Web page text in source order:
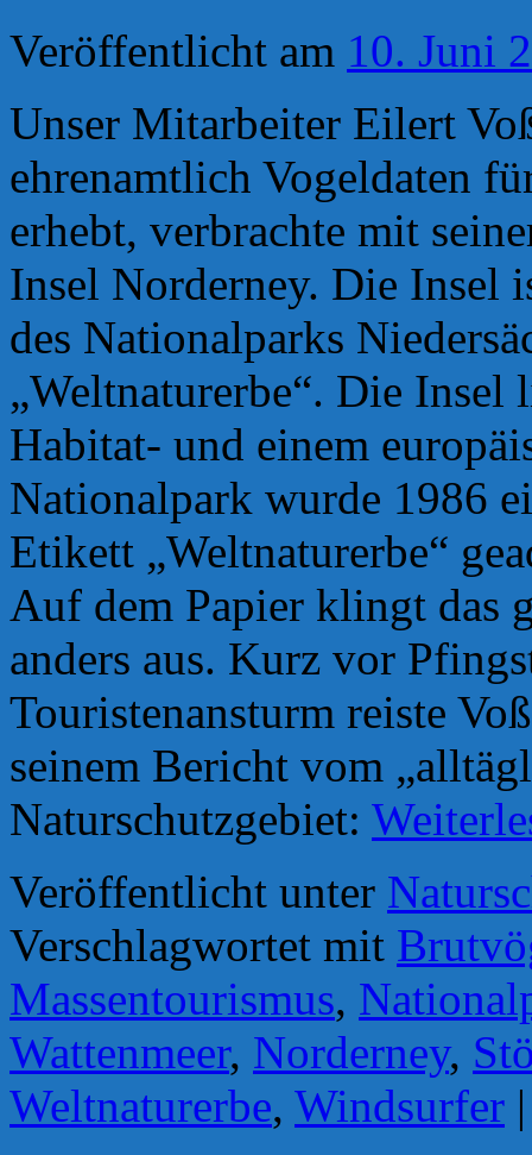
Veröffentlicht am 10. Juni
Unser Mitarbeiter Eilert
ehrenamtlich Vogeldaten
erhebt, verbrachte mit
Insel Norderney. Die Insel
des Nationalparks
„Weltnaturerbe“. Die
Habitat- und einem
Nationalpark wurde 1986
Etikett „Weltnaturerbe“
Auf dem Papier klingt das
anders aus. Kurz vor
Touristenansturm reiste
seinem Bericht vom
Naturschutzgebiet:
Veröffentlicht unter
Verschlagwortet mit
Massentourismus,
Wattenmeer, Norderney,
Weltnaturerbe, Windsurfer |